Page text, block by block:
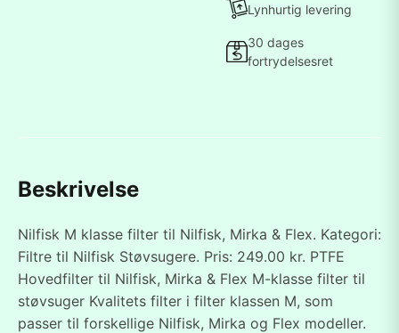
Lynhurtig levering
30 dages
fortrydelsesret
Beskrivelse
Nilfisk M klasse filter til Nilfisk, Mirka & Flex. Kategori:
Filtre til Nilfisk Støvsugere. Pris: 249.00 kr. PTFE
Hovedfilter til Nilfisk, Mirka & Flex M-klasse filter til
støvsuger Kvalitets filter i filter klassen M, som
passer til forskellige Nilfisk, Mirka og Flex modeller.